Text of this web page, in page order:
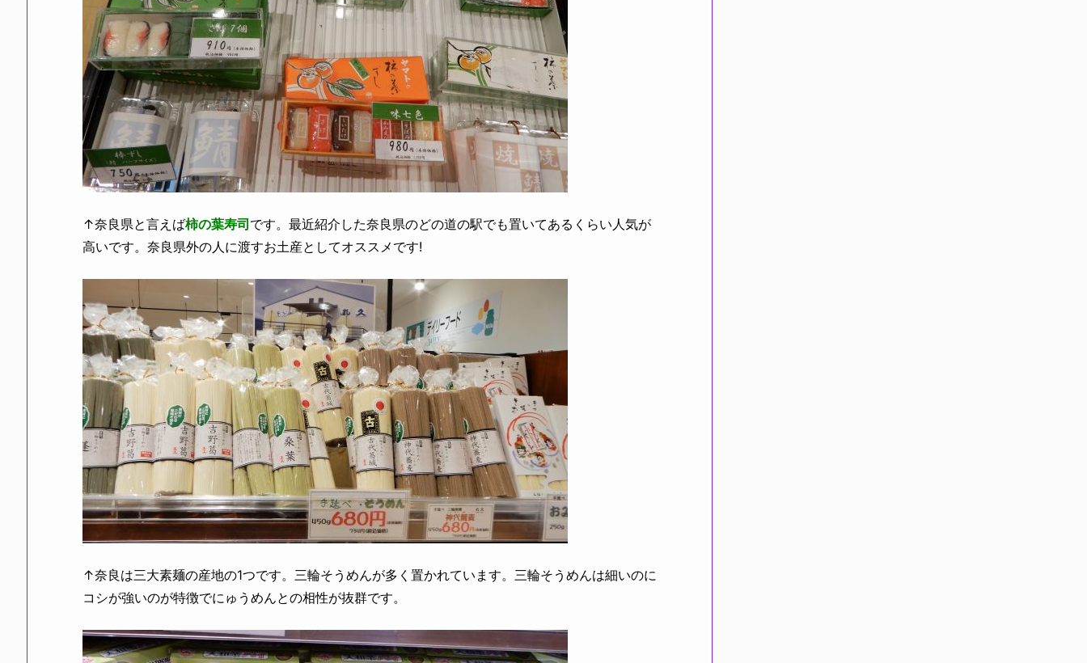
↑奈良県と言えば柿の葉寿司 です。最近紹介した奈良県のどの道の駅でも置いてあるくらい人気が
高いです。奈良県外の人に渡すお土産としてオススメです!
↑奈良は三大素麺の産地の1つです。三輪そうめんが多く置かれています。三輪そうめんは細いのに
コシが強いのが特徴でにゅうめんとの相性が抜群です。